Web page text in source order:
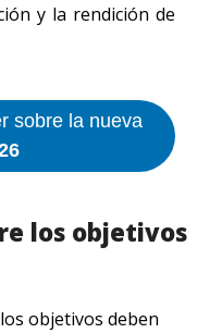
y la rendición de
sobre la nueva
los objetivos
los objetivos deben